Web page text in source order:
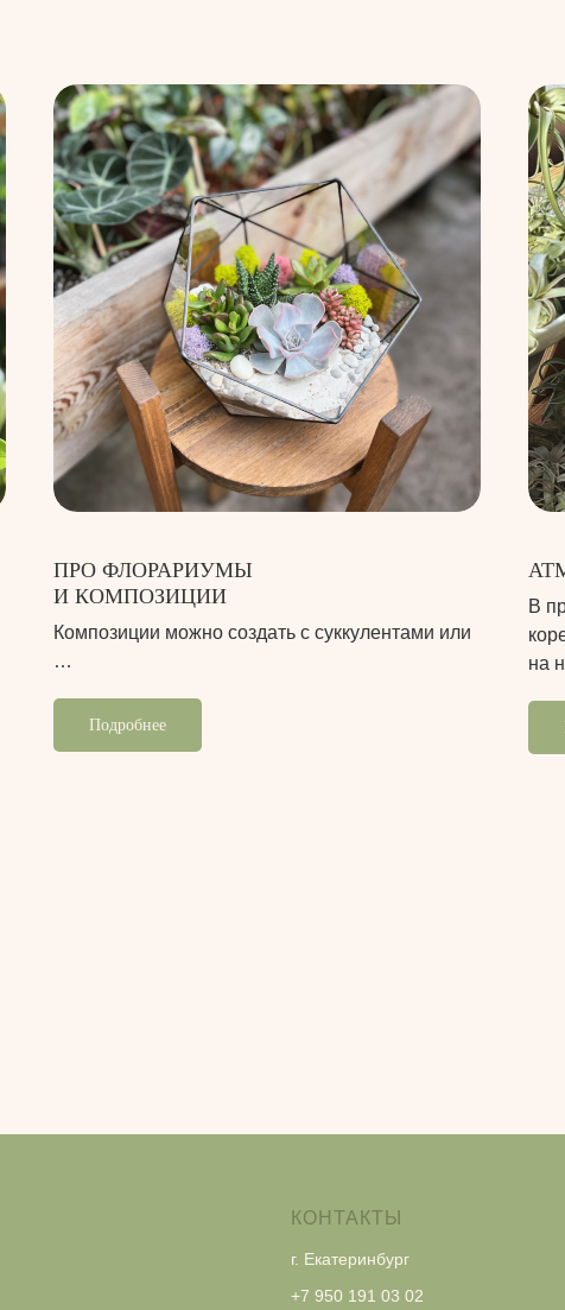
ПРО ФЛОРАРИУМЫ
И КОМПОЗИЦИИ
Композиции можно создать с суккулентами или
…
Подробнее
В
на
КОНТАКТЫ
г. Екатеринбург
+7 950 191 03 02